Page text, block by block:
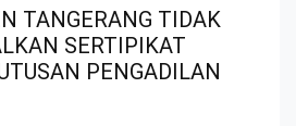
TANGERANG TIDAK
SERTIPIKAT
PENGADILAN